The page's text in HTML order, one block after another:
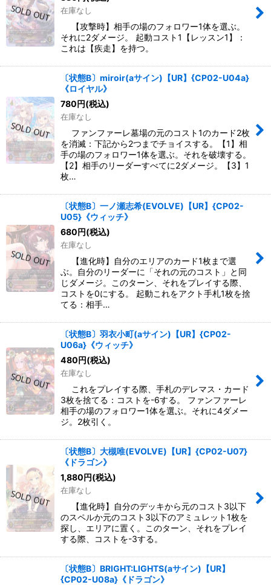
在庫なし
【攻撃時】相手の場のフォロワー1体を選ぶ。
それに2ダメージ。 起動コスト1【レッスン1】：
これは【疾走】を持つ。
〔状態B〕miroir(aサイン)【UR】{CP02-U04a}
《ロイヤル》
780円(税込)
在庫なし
ファンファーレ墓場の元のコスト1のカード2枚
を消滅：下記から2つまでチョイスする。【1】相
手の場のフォロワー1体を選ぶ。それを破壊する。
【2】相手のリーダーすべてに2ダメージ。【3】1
枚…
〔状態B〕一ノ瀬志希(EVOLVE)【UR】{CP02-
U05}《ウィッチ》
680円(税込)
在庫なし
【進化時】自分のエリアのカード1枚まで選
ぶ。自分のリーダーに「それの元のコスト」と同
じダメージ。このターン、それをプレイする際、
コストを0にする。 起動これをアクト手札1枚を捨
てる：相手…
〔状態B〕羽衣小町(aサイン)【UR】{CP02-
U06a}《ウィッチ》
480円(税込)
在庫なし
これをプレイする際、手札のデレマス・カード
3枚を捨てる：コストを-6する。 ファンファーレ
相手の場のフォロワー1体を選ぶ。それに4ダメー
ジ。2枚引く。
〔状態B〕大槻唯(EVOLVE)【UR】{CP02-U07}
《ドラゴン》
1,880円(税込)
在庫なし
【進化時】自分のデッキから元のコスト3以下
のスペルか元のコスト3以下のアミュレット1枚を
探し、エリアに置く。このターン、それをプレイ
する際、コストを-3する。
〔状態B〕BRIGHT:LIGHTS(aサイン)【UR】
{CP02-U08a}《ドラゴン》